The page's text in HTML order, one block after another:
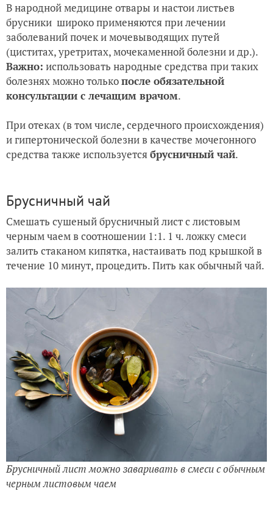
В народной медицине отвары и настои листьев
брусники широко применяются при лечении
заболеваний почек и мочевыводящих путей
(циститах, уретритах, мочекаменной болезни и др.).
Важно: использовать народные средства при таких
болезнях можно толькопосле обязательной
консультации с лечащим врачом.
При отеках (в том числе, сердечного происхождения)
и гипертонической болезни в качестве мочегонного
средства также используетсябрусничный чай.
Брусничный чай
Смешать сушеный брусничный лист с листовым
черным чаем в соотношении 1:1. 1 ч. ложку смеси
залить стаканом кипятка, настаивать под крышкой в
течение 10 минут, процедить. Пить как обычный чай.
Брусничный лист можно заваривать в смеси с обычным
черным листовым чаем